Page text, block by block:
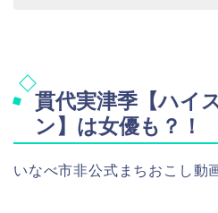
貫代実津季【ハイ
ン】は女優も？！
いなべ市非公式まちおこし動